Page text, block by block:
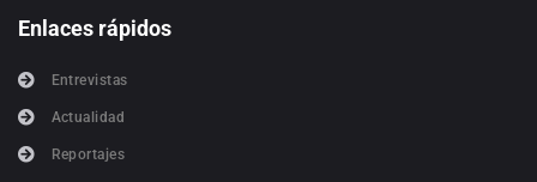
Enlaces rápidos
Entrevistas
Actualidad
Reportajes